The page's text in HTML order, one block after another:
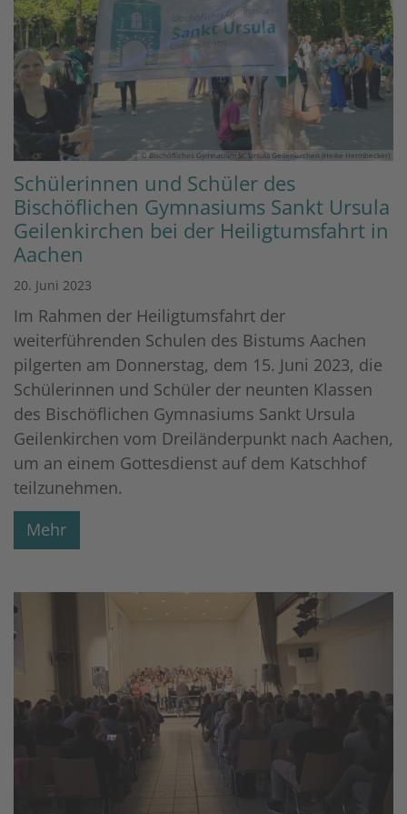
© Bischöfliches Gymnasium St. Ursula Geilenkirchen (Heike Hermbecker)
Schülerinnen und Schüler des
Bischöflichen Gymnasiums Sankt Ursula
Geilenkirchen bei der Heiligtumsfahrt in
Aachen
20. Juni 2023
Im Rahmen der Heiligtumsfahrt der
weiterführenden Schulen des Bistums Aachen
pilgerten am Donnerstag, dem 15. Juni 2023, die
Schülerinnen und Schüler der neunten Klassen
des Bischöflichen Gymnasiums Sankt Ursula
Geilenkirchen vom Dreiländerpunkt nach Aachen,
um an einem Gottesdienst auf dem Katschhof
teilzunehmen.
Mehr